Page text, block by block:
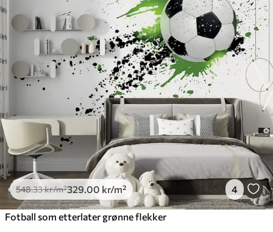
548.33kr/m²329 .00 kr/m² 4
Fotball som etterlater grønne flekker